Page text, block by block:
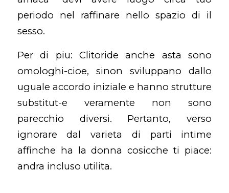
periodo nel raffinare nello spazio di il
sesso.
Per di piu: Clitoride anche asta sono
omologhi-cioe, sinon sviluppano dallo
uguale accordo iniziale e hanno strutture
substitut-e veramente non sono
parecchio diversi. Pertanto, verso
ignorare dal varieta di parti intime
affinche ha la donna cosicche ti piace:
andra incluso utilita.